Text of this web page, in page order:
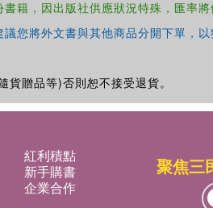
籍，因出版社供應狀況特殊，匯率將
將外文書與其他商品分開下單，
贈品等)否則恕不接受退貨。
紅利積點
新手購書
企業合作
聚焦三